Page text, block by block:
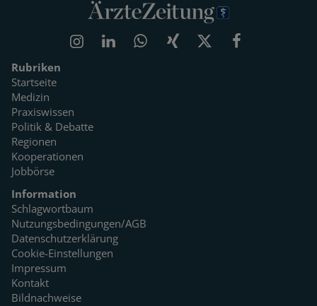
Rubriken
Startseite
Medizin
Praxiswissen
Politik & Debatte
Regionen
Kooperationen
Jobbörse
Information
Schlagwortbaum
Nutzungsbedingungen/AGB
Datenschutzerklärung
Cookie-Einstellungen
Impressum
Kontakt
Bildnachweise